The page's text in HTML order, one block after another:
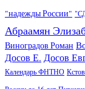
"надежды России"
Абраамян
Виноградов Роман
Досов Е. Досов
Календарь ФНТНО